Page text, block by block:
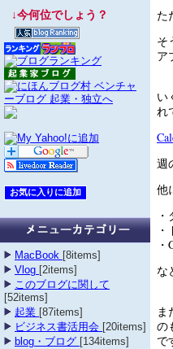
た
そ
ア
い
れ
週
他
な
ま
の
で
↓今何位でしょう？
MacBook [8items]
Vlog [2items]
このブログに関して
[52items]
起業 [87items]
ビジネス書活用会 [20items]
blog・ブログ [134items]